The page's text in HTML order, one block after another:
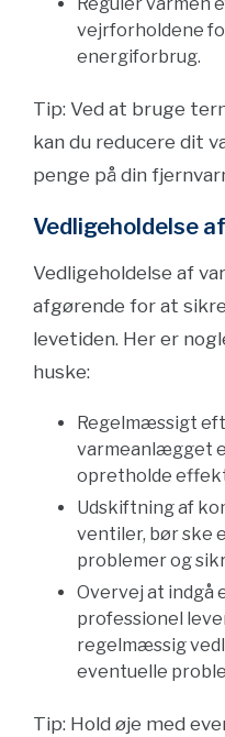
vejrforholdene
energiforbrug.
Tip: Ved at bruge
kan du reducere dit
penge på din
Vedligeholdelse
Vedligeholdelse af
afgørende for at
levetiden. Her er
huske:
Regelmæssigt
varmeanlægget
opretholde
Udskiftning af
ventiler, bør ske
problemer og
Overvej at indgå
professionel
regelmæssig
eventuelle
Tip: Hold øje med